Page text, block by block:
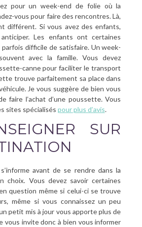
pour un week-end de folie où la
vous pour faire des rencontres. Là,
différent. Si vous avez des enfants,
Les enfants ont certaines
parfois difficile de satisfaire. Un week-
avec la famille. Vous devez
canne pour faciliter le transport
trouve parfaitement sa place dans
Je vous suggère de bien vous
faire l’achat d’une poussette. Vous
sites spécialisés pour plus d’avis.
SUR
avant de se rendre dans la
choix. Vous devez savoir certaines
question même si celui-ci se trouve
même si vous connaissez un peu
petit mis à jour vous apporte plus de
vous invite donc à bien vous informer